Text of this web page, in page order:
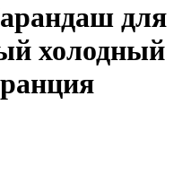
для
холодный